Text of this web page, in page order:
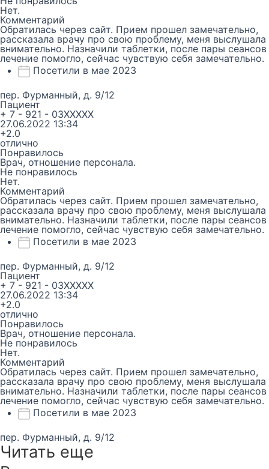
Нет.
Комментарий
Обратилась через сайт. Прием прошел замечательно,
рассказала врачу про свою проблему, меня выслушала
внимательно. Назначили таблетки, после пары сеансов
лечение помогло, сейчас чувствую себя замечательно.
Посетили в мае 2023
пер. Фурманный, д. 9/12
Пациент
+ 7 - 921 - 03XXXXX
27.06.2022 13:34
+2.0
отлично
Понравилось
Врач, отношение персонала.
Не понравилось
Нет.
Комментарий
Обратилась через сайт. Прием прошел замечательно,
рассказала врачу про свою проблему, меня выслушала
внимательно. Назначили таблетки, после пары сеансов
лечение помогло, сейчас чувствую себя замечательно.
Посетили в мае 2023
пер. Фурманный, д. 9/12
Пациент
+ 7 - 921 - 03XXXXX
27.06.2022 13:34
+2.0
отлично
Понравилось
Врач, отношение персонала.
Не понравилось
Нет.
Комментарий
Обратилась через сайт. Прием прошел замечательно,
рассказала врачу про свою проблему, меня выслушала
внимательно. Назначили таблетки, после пары сеансов
лечение помогло, сейчас чувствую себя замечательно.
Посетили в мае 2023
пер. Фурманный, д. 9/12
Читать еще